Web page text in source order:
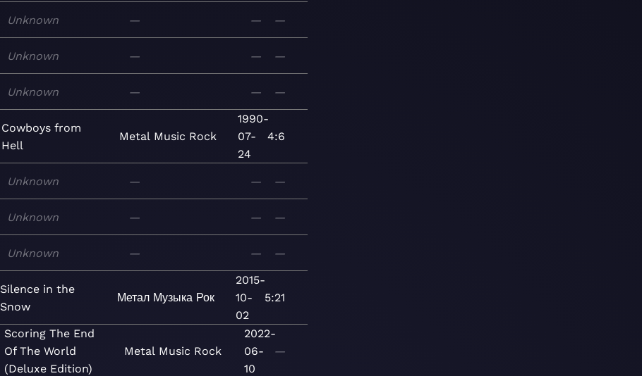
Unknown — — —
Unknown — — —
Unknown — — —
Cowboys from
Hell
Metal Music Rock
1990-
07-
24
4:6
Unknown — — —
Unknown — — —
Unknown — — —
Silence in the
Snow
Метал Музыка Рок
2015-
10-
02
5:21
Scoring The End
Of The World
(Deluxe Edition)
Metal Music Rock
2022-
06-
10
—